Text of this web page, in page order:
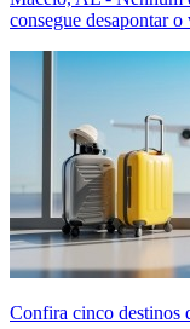
consegue desapontar o
Confira cinco destinos